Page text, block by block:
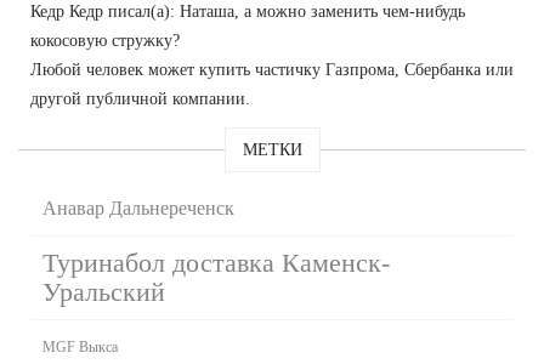
Кедр Кедр писал(а): Наташа, а можно заменить чем-нибудь
кокосовую стружку?
Любой человек может купить частичку Газпрома, Сбербанка или
другой публичной компании.
МЕТКИ
Анавар Дальнереченск
Туринабол доставка Каменск-
Уральский
MGF Выкса